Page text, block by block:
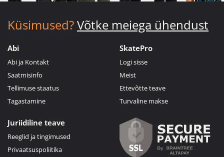
Küsimused?Võtke meiega ühendust
Abi
Abi ja Kontakt
Saatmisinfo
Tellimuse staatus
Tagastamine
SkatePro
Logi sisse
Meist
Ettevõtte teave
Turvaline makse
Juriidiline teave
Reeglid ja tingimused
Privaatsuspoliitika